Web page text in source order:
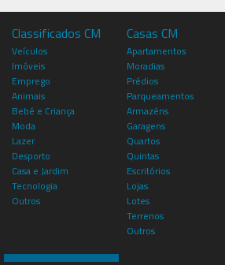
Classificados CM
Veículos
Imóveis
Emprego
Animais
Bebé e Criança
Moda
Lazer
Desporto
Casa e Jardim
Tecnologia
Outros
Casas CM
Apartamentos
Moradias
Prédios
Parqueamentos
Armazéns
Garagens
Quartos
Quintas
Escritórios
Lojas
Lotes
Terrenos
Outros